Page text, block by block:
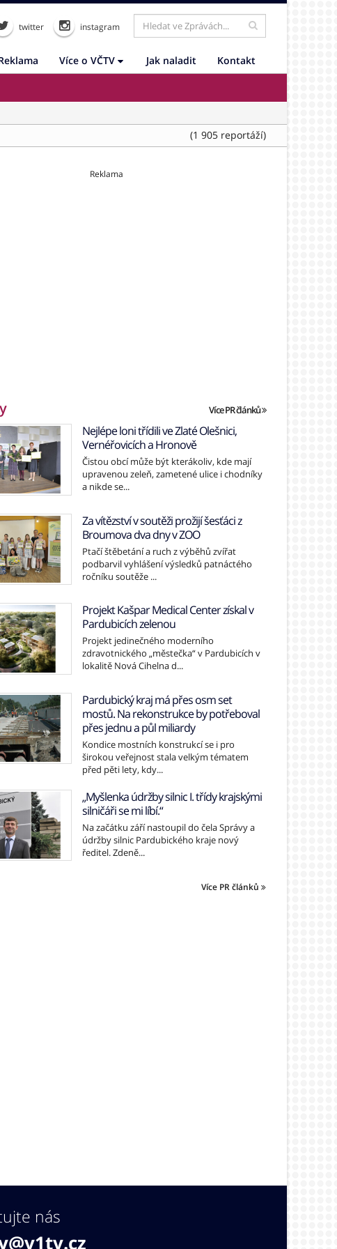
twitter instagram
Více o VČTV Jak naladit Kontakt
(1 905 reportáží)
Reklama
Více PR článků
Nejlépe loni třídili ve Zlaté Olešnici,
Vernéřovicích a Hronově
Čistou obcí může být kterákoliv, kde mají
upravenou zeleň, zametené ulice i chodníky
a nikde se...
Za vítězství v soutěži prožijí šesťáci z
Broumova dva dny v ZOO
Ptačí štěbetání a ruch z výběhů zvířat
podbarvil vyhlášení výsledků patnáctého
ročníku soutěže ...
Projekt Kašpar Medical Center získal v
Pardubicích zelenou
Projekt jedinečného moderního
zdravotnického „městečka“ v Pardubicích v
lokalitě Nová Cihelna d...
Pardubický kraj má přes osm set
mostů. Na rekonstrukce by potřeboval
přes jednu a půl miliardy
Kondice mostních konstrukcí se i pro
širokou veřejnost stala velkým tématem
před pěti lety, kdy...
„Myšlenka údržby silnic I. třídy krajskými
silničáři se mi líbí.“
Na začátku září nastoupil do čela Správy a
údržby silnic Pardubického kraje nový
ředitel. Zdeně...
Více PR článků
nás